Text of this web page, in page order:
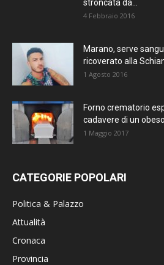
stroncata da...
4 Febbraio 2016
Marano, serve
ricoverato alla
1 Agosto 2016
Forno crematorio
cadavere di un obeso
1 Maggio 2017
CATEGORIE POPOLARI
Politica & Palazzo
Attualità
Cronaca
Provincia
MI PIACE!
TERRANOSTRA